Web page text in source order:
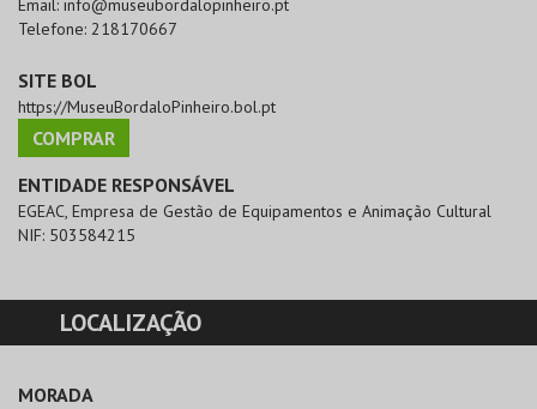
Email: info@museubordalopinheiro.pt
Telefone: 218170667
SITE BOL
https://MuseuBordaloPinheiro.bol.pt
COMPRAR
ENTIDADE RESPONSÁVEL
EGEAC, Empresa de Gestão de Equipamentos e Animação Cultural
NIF: 503584215
LOCALIZAÇÃO
MORADA